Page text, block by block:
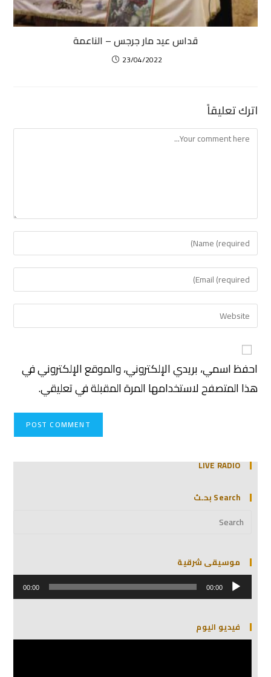
قداس عيد مار جرجس – الناعمة
23/04/2022
اترك تعليقاً
احفظ اسمي، بريدي الإلكتروني، والموقع الإلكتروني في
هذا المتصفح لاستخدامها المرة المقبلة في تعليقي.
LIVE RADIO
Search بحـث
موسيقى شرقية
مشغل
الصوت 00:00
00:00
فيديو اليوم
مشغل